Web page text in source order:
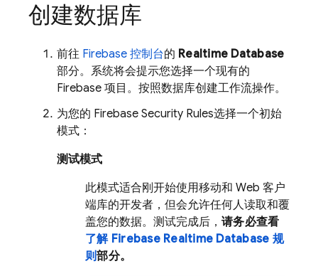
创建数据库
前往 Firebase 控制台的 Realtime Database
部分。系统将会提示您选择一个现有的
Firebase 项目。按照数据库创建工作流操作。
为您的 Firebase Security Rules选择一个初始
模式：
测试模式
此模式适合刚开始使用移动和 Web 客户
端库的开发者，但会允许任何人读取和覆
盖您的数据。测试完成后， 请务必查看
了解 Firebase Realtime Database 规
则部分。